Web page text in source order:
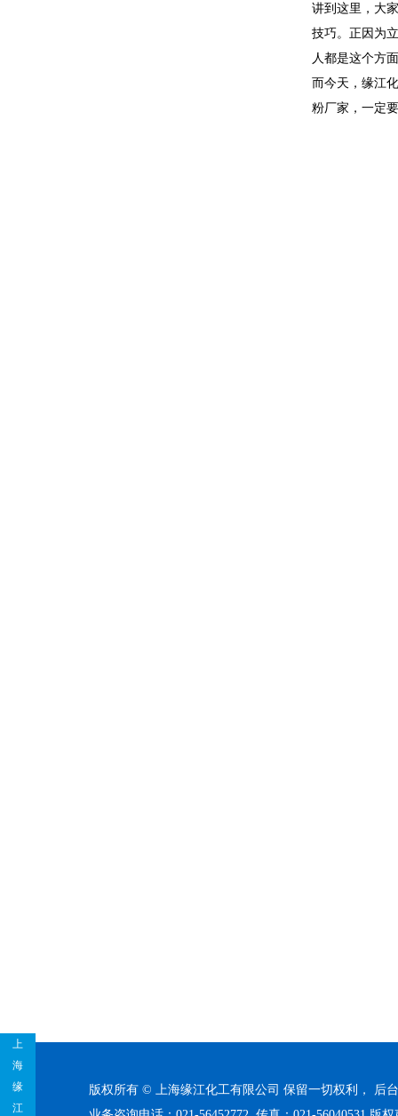
讲到这里，大
技巧。正因为
人都是这个方
而今天，缘江
粉厂家，一定
上
海
缘
江
版权所有 © 上海缘江化工有限公司 保留一切权利， 后